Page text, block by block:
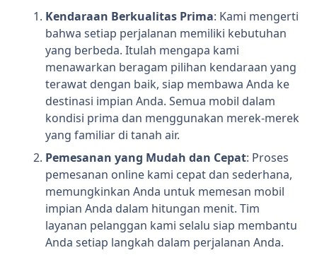
Kendaraan Berkualitas Prima: Kami mengerti
bahwa setiap perjalanan memiliki kebutuhan
yang berbeda. Itulah mengapa kami
menawarkan beragam pilihan kendaraan yang
terawat dengan baik, siap membawa Anda ke
destinasi impian Anda. Semua mobil dalam
kondisi prima dan menggunakan merek-merek
yang familiar di tanah air.
Pemesanan yang Mudah dan Cepat: Proses
pemesanan online kami cepat dan sederhana,
memungkinkan Anda untuk memesan mobil
impian Anda dalam hitungan menit. Tim
layanan pelanggan kami selalu siap membantu
Anda setiap langkah dalam perjalanan Anda.